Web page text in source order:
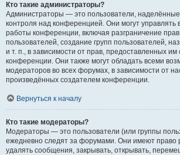
Кто такие администраторы?
Администраторы — это пользователи,
контроля над конференцией. Они могут управлять
работы конференции, включая разграничение
пользователей, создание групп пользователей,
и т. п., в зависимости от прав, предоставленных им
конференции. Они также могут обладать всеми
модераторов во всех форумах, в зависимости от
произведённых создателем конференции.
Вернуться к началу
Кто такие модераторы?
Модераторы — это пользователи (или группы
ежедневно следят за форумами. Они имеют право
удалять сообщения, закрывать, открывать,